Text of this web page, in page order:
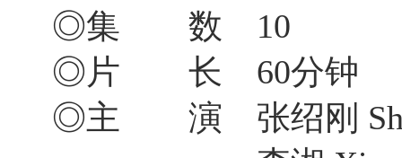
◎集 数 10
◎片 长 60分钟
◎主 演 张绍刚